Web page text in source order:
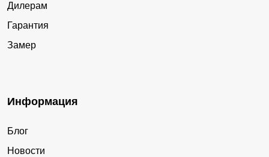
Дилерам
Гарантия
Замер
Информация
Блог
Новости